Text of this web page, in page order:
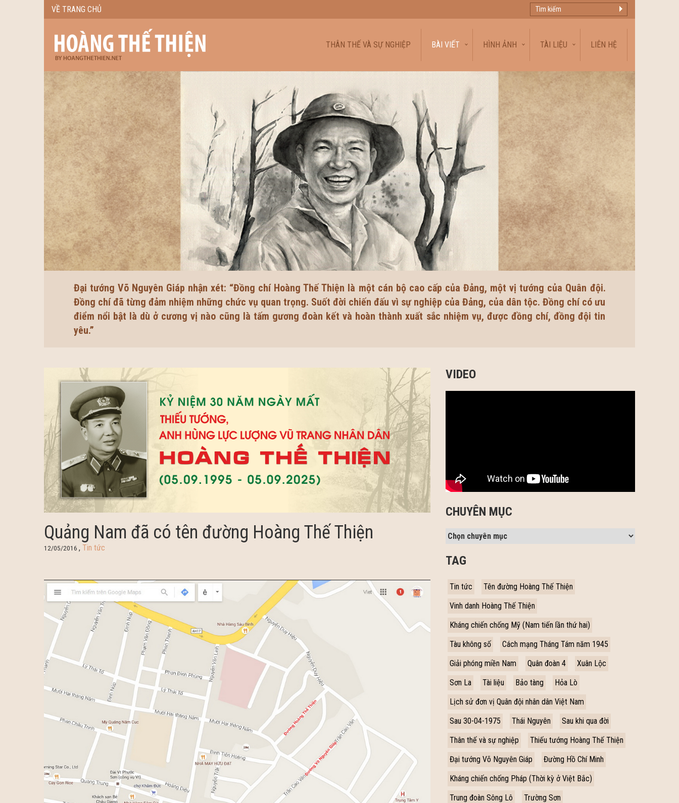
VỀ TRANG CHỦ
THÂN THẾ VÀ SỰ NGHIỆP BÀI VIẾT HÌNH ẢNH TÀI LIỆU LIÊN HỆ
Đại tướng Võ Nguyên Giáp nhận xét: “Đồng chí Hoàng Thế Thiện là một cán bộ cao cấp của Đảng, một vị tướng của Quân đội.
Đồng chí đã từng đảm nhiệm những chức vụ quan trọng. Suốt đời chiến đấu vì sự nghiệp của Đảng, của dân tộc. Đồng chí có ưu
điểm nổi bật là dù ở cương vị nào cũng là tấm gương đoàn kết và hoàn thành xuất sắc nhiệm vụ, được đồng chí, đồng đội tin
yêu.”
Quảng Nam đã có tên đường Hoàng Thế Thiện
12/05/2016 , Tin tức
VIDEO
CHUYÊN MỤC
TAG
Tin tức
Tên đường Hoàng Thế Thiện
Vinh danh Hoàng Thế Thiện
Kháng chiến chống Mỹ (Nam tiến lần thứ hai)
Tàu không số
Cách mạng Tháng Tám năm 1945
Giải phóng miền Nam
Quân đoàn 4
Xuân Lộc
Sơn La
Tài liệu Bảo tàng
Hỏa Lò
Lịch sử đơn vị Quân đội nhân dân Việt Nam
Sau 30-04-1975
Thái Nguyên
Sau khi qua đời
Thân thế và sự nghiệp
Thiếu tướng Hoàng Thế Thiện
Đại tướng Võ Nguyên Giáp
Đường Hồ Chí Minh
Kháng chiến chống Pháp (Thời kỳ ở Việt Bắc)
Trung đoàn Sông Lô
Trường Sơn